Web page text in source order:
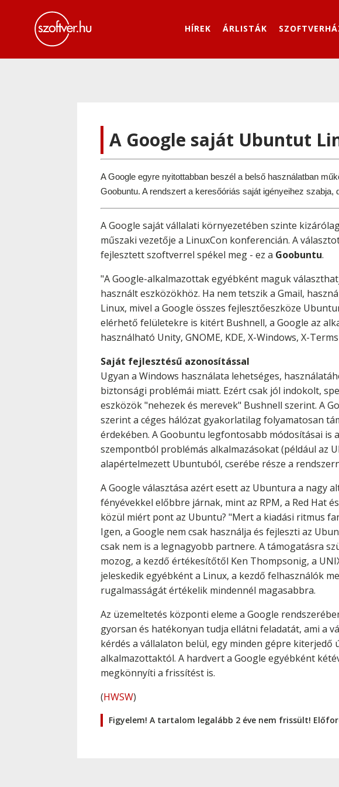
HÍREK ÁRLISTÁK
A Google saját Ubuntut
A Google egyre nyitottabban beszél a belső használatban
Goobuntu. A rendszert a keresőóriás saját igényeihez szabja,
A Google saját vállalati környezetében szinte
műszaki vezetője a LinuxCon konferencián. A
fejlesztett szoftverrel spékel meg - ez a Goobuntu.
"A Google-alkalmazottak egyébként maguk
használt eszközökhöz. Ha nem tetszik a Gmail,
Linux, mivel a Google összes fejlesztőeszköze
elérhető felületekre is kitért Bushnell, a Google az
használható Unity, GNOME, KDE, X-Windows, X-
Saját fejlesztésű azonosítással
Ugyan a Windows használata lehetséges,
biztonsági problémái miatt. Ezért csak jól indokolt,
eszközök "nehezek és merevek" Bushnell szerint. A
szerint a céges hálózat gyakorlatilag folyamatosan
érdekében. A Goobuntu legfontosabb módosításai is
szempontból problémás alkalmazásokat (például az
alapértelmezett Ubuntuból, cserébe része a
A Google választása azért esett az Ubuntura a nagy
fényévekkel előbbre járnak, mint az RPM, a Red Hat
közül miért pont az Ubuntu? "Mert a kiadási ritmus
Igen, a Google nem csak használja és fejleszti az
csak nem is a legnagyobb partnere. A támogatásra
mozog, a kezdő értékesítőtől Ken Thompsonig, a
jeleskedik egyébként a Linux, a kezdő felhasználók
rugalmasságát értékelik mindennél magasabbra.
Az üzemeltetés központi eleme a Google
gyorsan és hatékonyan tudja ellátni feladatát, ami a
kérdés a vállalaton belül, egy minden gépre
alkalmazottaktól. A hardvert a Google egyébként
megkönnyíti a frissítést is.
(HWSW)
Figyelem! A tartalom legalább 2 éve nem frissült!